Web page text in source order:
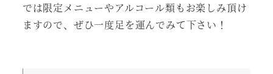
では限定メニューやアルコール類もお楽しみ頂け
ますので、ぜひ一度足を運んでみて下さい！